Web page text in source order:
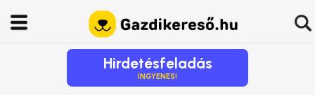
Hirdetésfeladás
INGYENES!